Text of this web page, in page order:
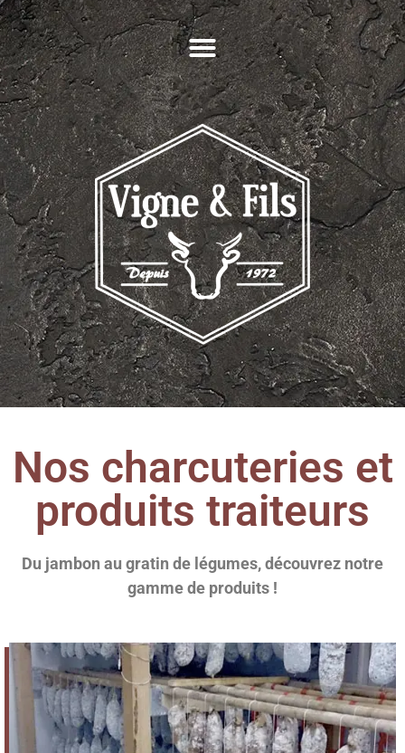
Nos charcuteries et
produits traiteurs
Du jambon au gratin de légumes, découvrez notre
gamme de produits !